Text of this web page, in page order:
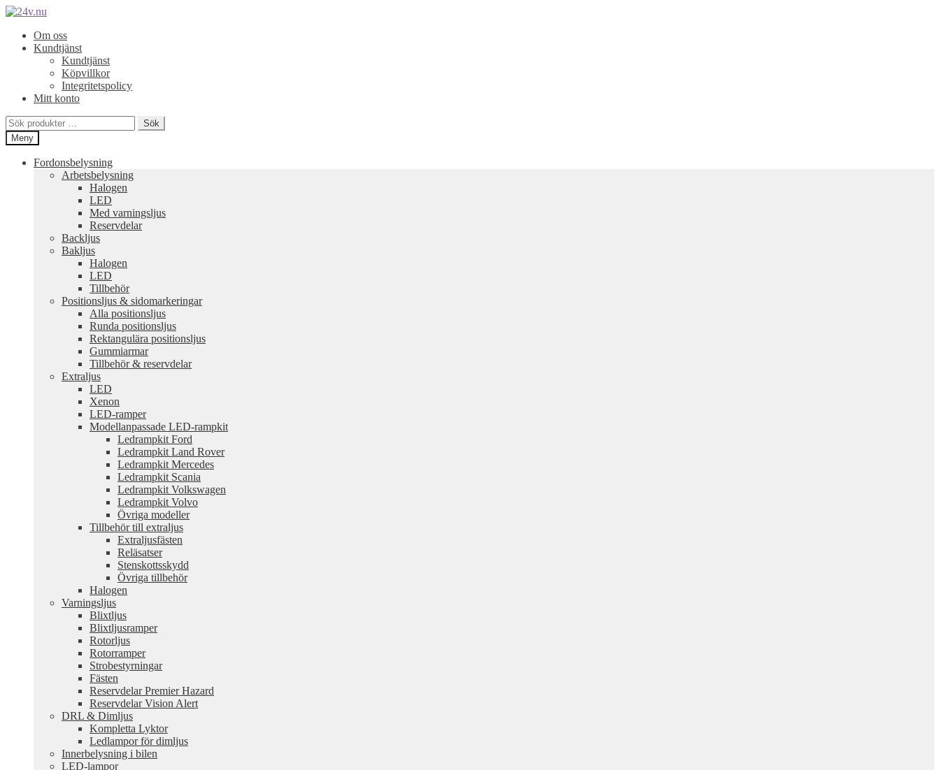
Hoppa
navigering
Hoppa
innehållOm oss
Kundtjänst
Kundtjänst
Köpvillkor
Integritetspolicy
Mitt konto
Sök
efter:
Sök
Meny
Fordonsbelysning
Arbetsbelysning
Halogen
LED
Med varningsljus
Reservdelar
Backljus
Bakljus
Halogen
LED
Tillbehör
Positionsljus & sidomarkeringar
Alla positionsljus
Runda positionsljus
Rektangulära positionsljus
Gummiarmar
Tillbehör & reservdelar
Extraljus
LED
Xenon
LED-ramper
Modellanpassade LED-rampkit
Ledrampkit Ford
Ledrampkit Land Rover
Ledrampkit Mercedes
Ledrampkit Scania
Ledrampkit Volkswagen
Ledrampkit Volvo
Övriga modeller
Tillbehör till extraljus
Extraljusfästen
Reläsatser
Stenskottsskydd
Övriga tillbehör
Halogen
Varningsljus
Blixtljus
Blixtljusramper
Rotorljus
Rotorramper
Strobestyrningar
Fästen
Reservdelar Premier Hazard
Reservdelar Vision Alert
DRL & Dimljus
Kompletta Lyktor
Ledlampor för dimljus
Innerbelysning i bilen
LED-lampor